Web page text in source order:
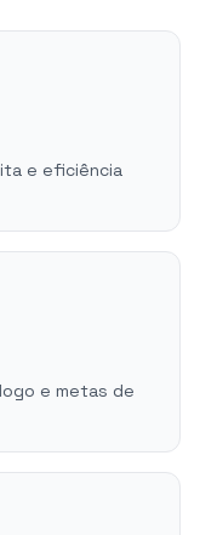
e eficiência
e metas de